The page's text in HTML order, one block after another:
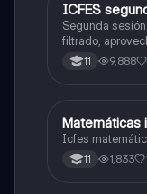
ICFES: Lectura
ICFES
Segunda
filtrado,
poder ingresar
carrera con la
11 9,888
ICFES:
Matemáticas
Icfes
11 1,833